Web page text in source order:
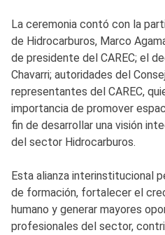
La ceremonia contó con la
de Hidrocarburos, Marco
de presidente del CAREC; el
Chavarri; autoridades del
representantes del CAREC,
importancia de promover
fin de desarrollar una visión
del sector Hidrocarburos.
Esta alianza interinstitucional
de formación, fortalecer el
humano y generar mayores
profesionales del sector,